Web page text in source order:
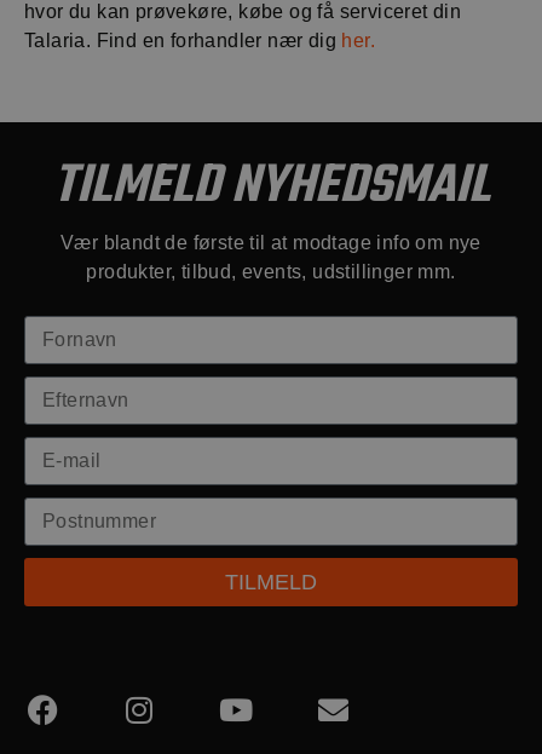
hvor du kan prøvekøre, købe og få serviceret din
Talaria. Find en forhandler nær dig her.
TILMELD NYHEDSMAIL
Vær blandt de første til at modtage info om nye
produkter, tilbud, events, udstillinger mm.
TILMELD